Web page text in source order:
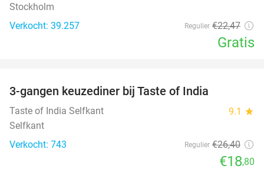
Stockholm
Verkocht: 39.257
Regulier €22,47
Gratis
3-gangen keuzediner bij Taste of India
Taste of India Selfkant 9.1 star
Selfkant
Verkocht: 743
Regulier €26,40
€18,80